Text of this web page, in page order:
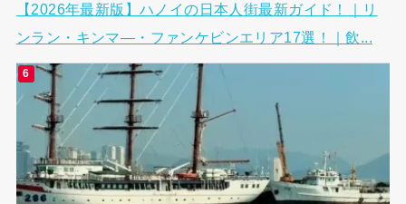
【2026年最新版】ハノイの日本人街最新ガイド！｜リ
ンラン・キンマ―・ファンケビンエリア17選！｜飲...